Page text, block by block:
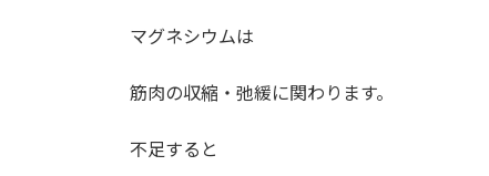
マグネシウムは
筋肉の収縮・弛緩に関わります。
不足すると